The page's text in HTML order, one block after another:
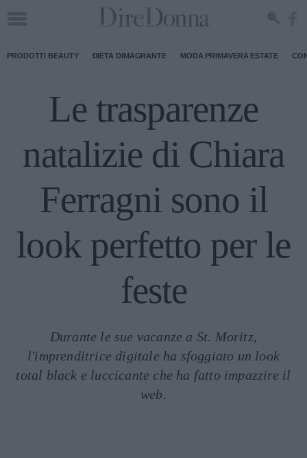
PRODOTTI BEAUTY DIETA DIMAGRANTE MODA PRIMAVERA ESTATE
Le trasparenze
natalizie di Chiara
Ferragni sono il
look perfetto per le
feste
Durante le sue vacanze a St. Moritz,
l'imprenditrice digitale ha sfoggiato un look
total black e luccicante che ha fatto impazzire il
web.